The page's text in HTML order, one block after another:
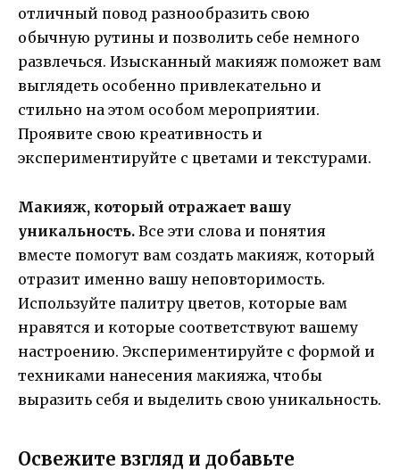
отличный повод разнообразить свою
обычную рутины и позволить себе немного
развлечься. Изысканный макияж поможет вам
выглядеть особенно привлекательно и
стильно на этом особом мероприятии.
Проявите свою креативность и
экспериментируйте с цветами и текстурами.
Макияж, который отражает вашу
уникальность. Все эти слова и понятия
вместе помогут вам создать макияж, который
отразит именно вашу неповторимость.
Используйте палитру цветов, которые вам
нравятся и которые соответствуют вашему
настроению. Экспериментируйте с формой и
техниками нанесения макияжа, чтобы
выразить себя и выделить свою уникальность.
Освежите взгляд и добавьте